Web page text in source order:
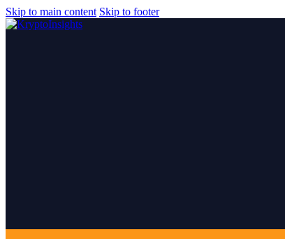
Skip to main content Skip to footer